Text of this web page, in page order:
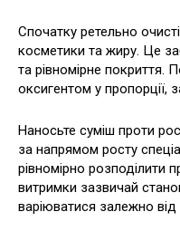
Спочатку ретельно
косметики та жиру. Це
та рівномірне покриття.
оксигентом у пропорції,
Наносьте суміш проти
за напрямом росту
рівномірно розподілити
витримки зазвичай
варіюватися залежно від